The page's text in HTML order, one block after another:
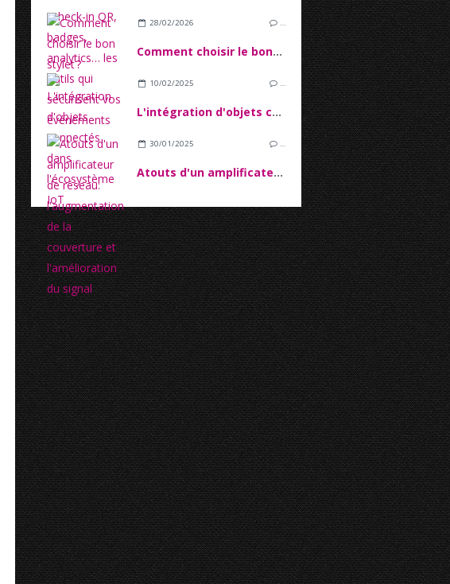
28/02/2026 …
Comment choisir le bon stylet ?
10/02/2025 …
L'intégration d'objets connectés dans l'écosystème IoT
30/01/2025 …
Atouts d'un amplificateur de réseau: l'augmentation de la couverture et l'amélioration du signal